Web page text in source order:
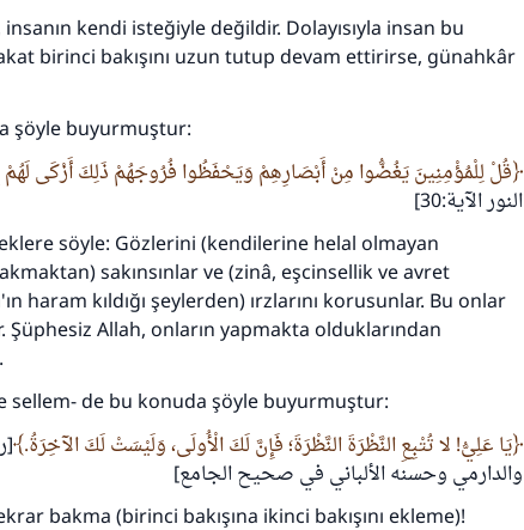
kendi isteğiyle değildir. Dolayısıyla insan bu
birinci bakışını uzun tutup devam ettirirse, günahkâr
şöyle buyurmuştur:
قُلْ لِلْمُؤْمِنِينَ يَغُضُّوا مِنْ أَبْصَارِهِمْ وَيَحْفَظُوا فُرُوجَهُمْ ذَلِكَ أَزْكَى لَهُمْ
النور الآية:30]
söyle: Gözlerini (kendilerine helal olmayan
sakınsınlar ve (zinâ, eşcinsellik ve avret
haram kıldığı şeylerden) ırzlarını korusunlar. Bu onlar
Şüphesiz Allah, onların yapmakta olduklarından
sellem- de bu konuda şöyle buyurmuştur:
يَا عَلِيُّ! لا تُتْبِعِ النَّظْرَةَ النَّظْرَةَ؛ فَإِنَّ لَكَ الْأُولَى، وَلَيْسَتْ لَكَ الآخِرَةُ.
والدارمي وحسنه الألباني في صحيح الجامع]
bakma (birinci bakışına ikinci bakışını ekleme)!
Cevap, bir evliliği kurtardı.
ulaştırmak için bizi destekle
gösterirse , hayrı yapan kişinin sevabı kadar
ona sevap yazılır.
(MUSLIM 1893)
Şimdi katkı yapın!